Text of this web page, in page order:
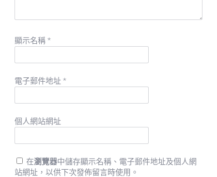
顯示名稱 *
電子郵件地址 *
個人網站網址
在瀏覽器中儲存顯示名稱、電子郵件地址及個人網
站網址，以供下次發佈留言時使用。